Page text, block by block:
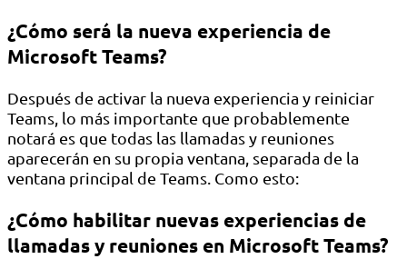
¿Cómo será la nueva experiencia de
Microsoft Teams?
Después de activar la nueva experiencia y reiniciar
Teams, lo más importante que probablemente
notará es que todas las llamadas y reuniones
aparecerán en su propia ventana, separada de la
ventana principal de Teams. Como esto:
¿Cómo habilitar nuevas experiencias de
llamadas y reuniones en Microsoft Teams?